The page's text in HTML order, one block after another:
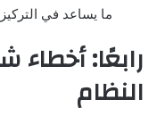
ما يساعد في التركيز
رابعًا:
النظام